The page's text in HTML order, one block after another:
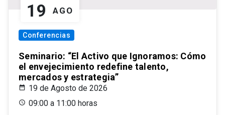
19 AGO
Conferencias
Seminario: “El Activo que Ignoramos: Cómo
el envejecimiento redefine talento,
mercados y estrategia”
19 de Agosto de 2026
09:00 a 11:00 horas